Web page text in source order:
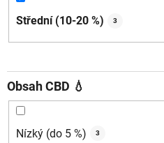
Střední (10-20 %) 3
Obsah CBD 💧
Nízký (do 5 %) 3